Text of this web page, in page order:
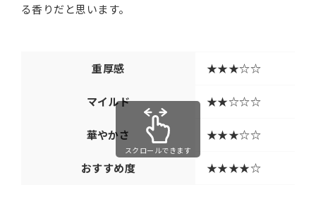
る香りだと思います。
重厚感 ★★★☆☆
マイルド ★★☆☆☆
華やかさ ★★★☆☆
おすすめ度 ★★★★☆
スクロールできます